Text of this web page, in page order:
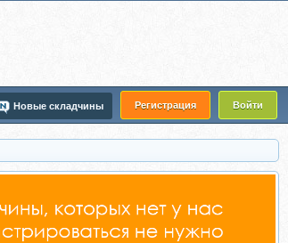
Регистрация Войти
Новые складчины